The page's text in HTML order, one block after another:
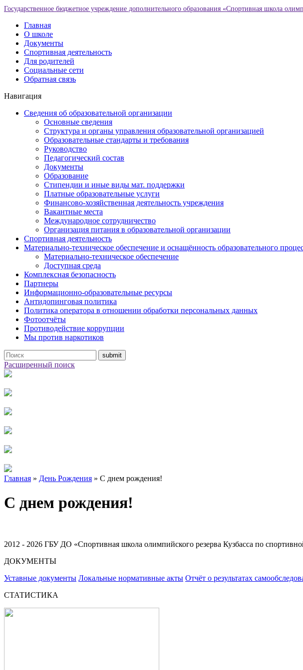
Государственное бюджетное учреждение дополнительного образования «Спортивная школа
Главная
О школе
Документы
Спортивная деятельность
Для родителей
Социальные сети
Обратная связь
Навигация
Сведения об образовательной организации
Основные сведения
Структура и органы управления образовательной организацией
Образовательные стандарты и требования
Руководство
Педагогический состав
Документы
Образование
Стипендии и иные виды мат. поддержки
Платные образовательные услуги
Финансово-хозяйственная деятельность учреждения
Вакантные места
Международное сотрудничество
Организация питания в образовательной организации
Спортивная деятельность
Материально-техническое обеспечение и оснащённость образовательного
Материально-техническое обеспечение
Доступная среда
Комплексная безопасность
Партнеры
Информационно-образовательные ресурсы
Антидопинговая политика
Политика оператора в отношении обработки персональных данных
Фотоотчёты
Противодействие коррупции
Мы против наркотиков
Расширенный поиск
Главная » День Рождения » С днем рождения!
С днем рождения!
2012 - 2026 ГБУ ДО «Спортивная школа олимпийского резерва Кузбасса по
ДОКУМЕНТЫ
Уставные документы Локальные нормативные акты Отчёт о результатах
СТАТИСТИКА